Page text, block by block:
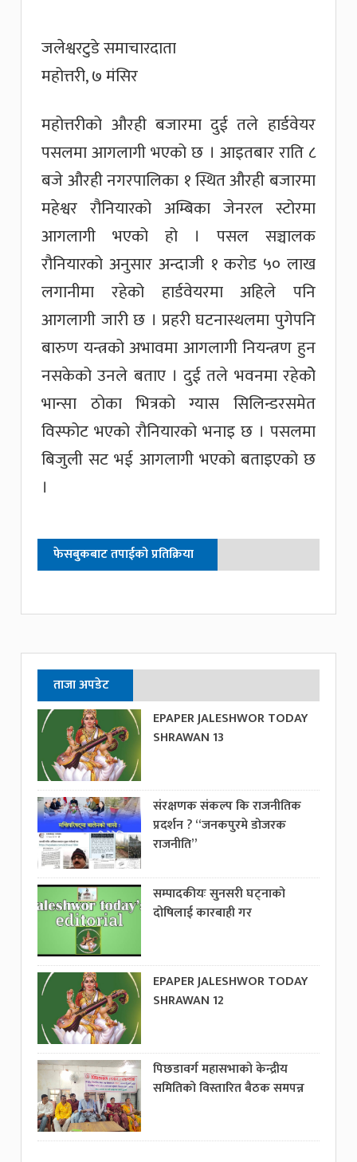
जलेश्वरटुडे समाचारदाता
महोत्तरी, ७ मंसिर
महोत्तरीको औरही बजारमा दुई तले हार्डवेयर
पसलमा आगलागी भएको छ । आइतबार राति ८
बजे औरही नगरपालिका १ स्थित औरही बजारमा
महेश्वर रौनियारको अम्बिका जेनरल स्टोरमा
आगलागी भएको हो । पसल सञ्चालक
रौनियारको अनुसार अन्दाजी १ करोड ५० लाख
लगानीमा रहेको हार्डवेयरमा अहिले पनि
आगलागी जारी छ । प्रहरी घटनास्थलमा पुगेपनि
बारुण यन्त्रको अभावमा आगलागी नियन्त्रण हुन
नसकेको उनले बताए । दुई तले भवनमा रहेकोे
भान्सा ठोका भित्रको ग्यास सिलिन्डरसमेत
विस्फोट भएको रौनियारको भनाइ छ । पसलमा
बिजुली सट भई आगलागी भएको बताइएको छ
।
फेसबुकबाट तपाईको प्रतिक्रिया
ताजा अपडेट
EPAPER JALESHWOR TODAY
SHRAWAN 13
संरक्षणक संकल्प कि राजनीतिक
प्रदर्शन ? “जनकपुरमे डोजरक
राजनीति”
सम्पादकीयः सुनसरी घट्नाको
दोषिलाई कारबाही गर
EPAPER JALESHWOR TODAY
SHRAWAN 12
पिछडावर्ग महासभाको केन्द्रीय
समितिको विस्तारित बैठक समपन्न